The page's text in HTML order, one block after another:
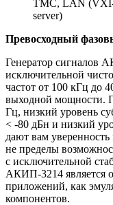
TMC, LAN (VXI-
server)
Превосходный
Генератор сигналов
исключительной
частот от 100 кГц до
выходной мощности.
Гц, низкий уровень
< -80 дБн и низкий
дают вам уверенность
не пределы
с исключительной
АКИП-3214 является
приложений, как
компонентов.